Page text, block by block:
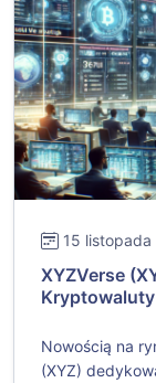
15
XYZVerse
Nowością na
(XYZ)